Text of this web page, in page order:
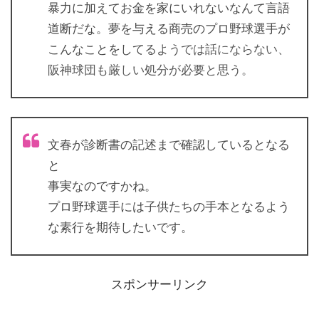
暴力に加えてお金を家にいれないなんて言語
道断だな。夢を与える商売のプロ野球選手が
こんなことをして るようでは話にならない、
阪神球団も厳しい処分が必要と思う。
文春が診断書の記述まで確認しているとなる
と
事実なのですかね。
プロ野球選手には子供たちの手本となるよう
な素行を期待したいです。
スポンサーリンク